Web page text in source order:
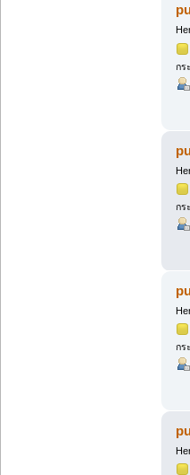
กร
กร
กร